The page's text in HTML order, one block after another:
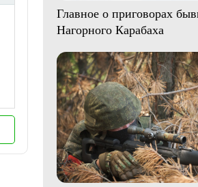
Главное о приговорах
Нагорного Карабаха